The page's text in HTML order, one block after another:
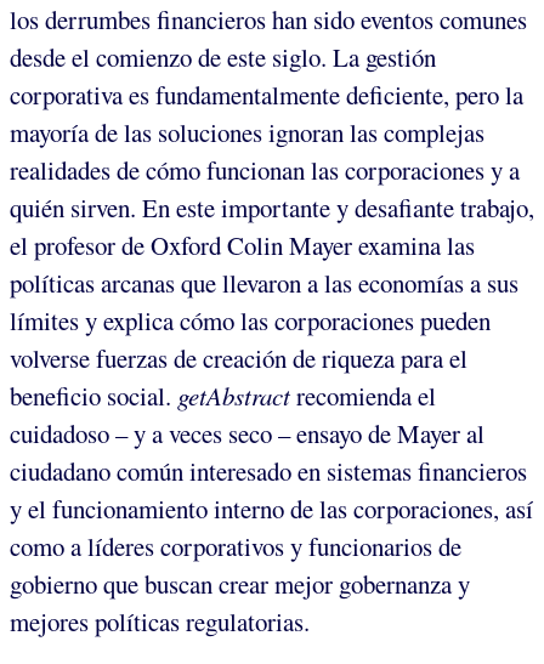
los derrumbes financieros han sido eventos comunes
desde el comienzo de este siglo. La gestión
corporativa es fundamentalmente deficiente, pero la
mayoría de las soluciones ignoran las complejas
realidades de cómo funcionan las corporaciones y a
quién sirven. En este importante y desafiante trabajo,
el profesor de Oxford Colin Mayer examina las
políticas arcanas que llevaron a las economías a sus
límites y explica cómo las corporaciones pueden
volverse fuerzas de creación de riqueza para el
beneficio social. getAbstractrecomienda el
cuidadoso – y a veces seco – ensayo de Mayer al
ciudadano común interesado en sistemas financieros
y el funcionamiento interno de las corporaciones, así
como a líderes corporativos y funcionarios de
gobierno que buscan crear mejor gobernanza y
mejores políticas regulatorias.